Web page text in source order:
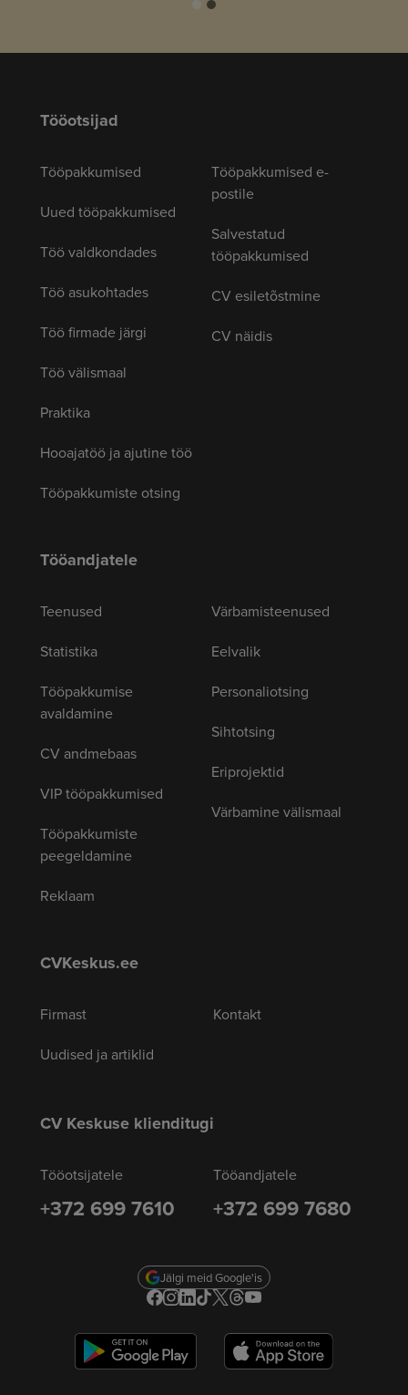
Tööotsijad
Tööpakkumised
Uued tööpakkumised
Töö valdkondades
Töö asukohtades
Töö firmade järgi
Töö välismaal
Praktika
Hooajatöö ja ajutine töö
Tööpakkumiste otsing
Tööpakkumised e-
postile
Salvestatud
tööpakkumised
CV esiletõstmine
CV näidis
Tööandjatele
Teenused
Statistika
Tööpakkumise
avaldamine
CV andmebaas
VIP tööpakkumised
Tööpakkumiste
peegeldamine
Reklaam
Värbamisteenused
Eelvalik
Personaliotsing
Sihtotsing
Eriprojektid
Värbamine välismaal
CVKeskus.ee
Firmast
Uudised ja artiklid
Kontakt
CV Keskuse klienditugi
Tööotsijatele
+372 699 7610
Tööandjatele
+372 699 7680
Jälgi meid Google'is